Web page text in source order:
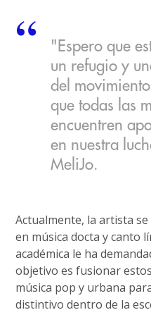
"Espero que
un refugio y
del
que todas las
encuentren
en nuestra
MeliJo.
Actualmente, la artista
en música docta y canto
académica le ha
objetivo es fusionar
música pop y urbana
distintivo dentro de la